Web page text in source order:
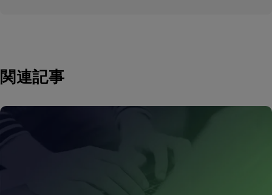
関連記事